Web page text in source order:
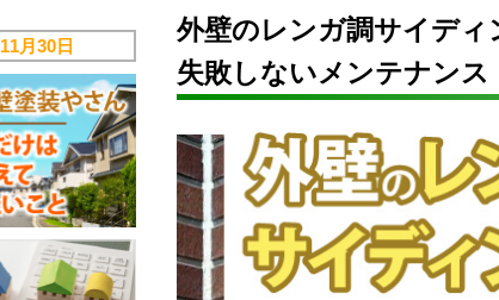
外壁のレンガ調サイデ
失敗しないメンテナンス
11月30日